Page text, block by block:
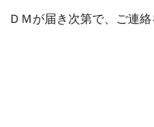
ＤＭが届き次第で、ご連